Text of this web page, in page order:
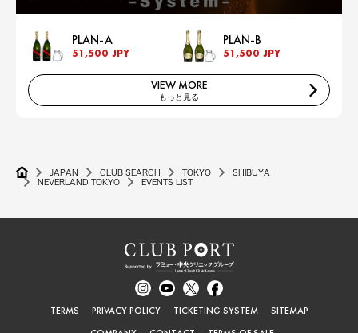
PLAN-A
51,500 JPY
PLAN-B
51,500 JPY
VIEW MORE
もっと見る
JAPAN CLUB SEARCH TOKYO
SHIBUYA
NEVERLAND TOKYO
EVENTS LIST
TERMS PRIVACY POLICY TICKETING SYSTEM
SITEMAP